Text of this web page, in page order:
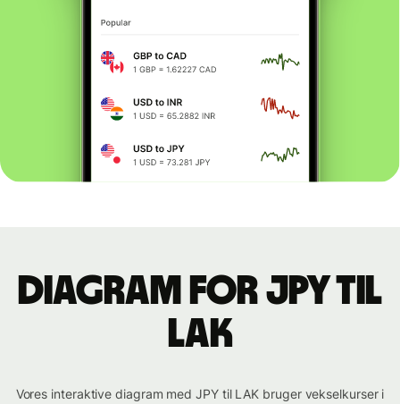
Diagram for JPY til
LAK
Vores interaktive diagram med JPY til LAK bruger vekselkurser i